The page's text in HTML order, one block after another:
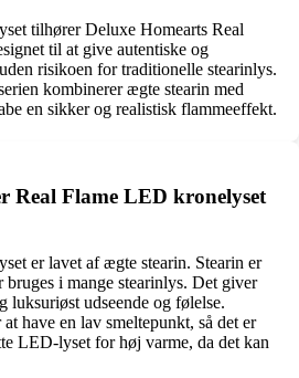
tilhører Deluxe Homearts Real
til at give autentiske og
risikoen for traditionelle stearinlys.
kombinerer ægte stearin med
en sikker og realistisk flammeeffekt.
Real Flame LED kronelyset
er lavet af ægte stearin. Stearin er
bruges i mange stearinlys. Det giver
luksuriøst udseende og følelse.
have en lav smeltepunkt, så det er
LED-lyset for høj varme, da det kan